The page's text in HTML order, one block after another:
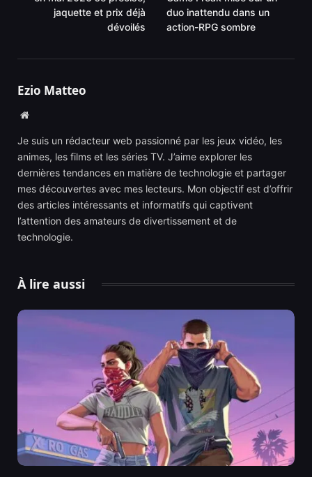
jaquette et prix déjà
dévoilés
duo inattendu dans un
action-RPG sombre
Ezio Matteo
Website
Je suis un rédacteur web passionné par les jeux vidéo, les
animes, les films et les séries TV. J’aime explorer les
dernières tendances en matière de technologie et partager
mes découvertes avec mes lecteurs. Mon objectif est d’offrir
des articles intéressants et informatifs qui captivent
l’attention des amateurs de divertissement et de
technologie.
À lire aussi